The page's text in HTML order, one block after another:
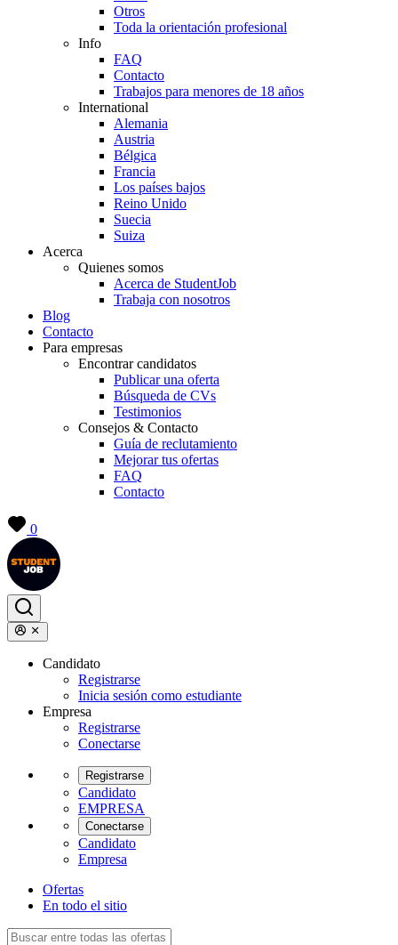
Otros
Toda la orientación profesional
Info
FAQ
Contacto
Trabajos para menores de 18 años
International
Alemania
Austria
Bélgica
Francia
Los países bajos
Reino Unido
Suecia
Suiza
Acerca
Quienes somos
Acerca de StudentJob
Trabaja con nosotros
Blog
Contacto
Para empresas
Encontrar candidatos
Publicar una oferta
Búsqueda de CVs
Testimonios
Consejos & Contacto
Guía de reclutamiento
Mejorar tus ofertas
FAQ
Contacto
0
Candidato
Registrarse
Inicia sesión como estudiante
Empresa
Registrarse
Conectarse
Registrarse
Candidato
EMPRESA
Conectarse
Candidato
Empresa
Ofertas
En todo el sitio